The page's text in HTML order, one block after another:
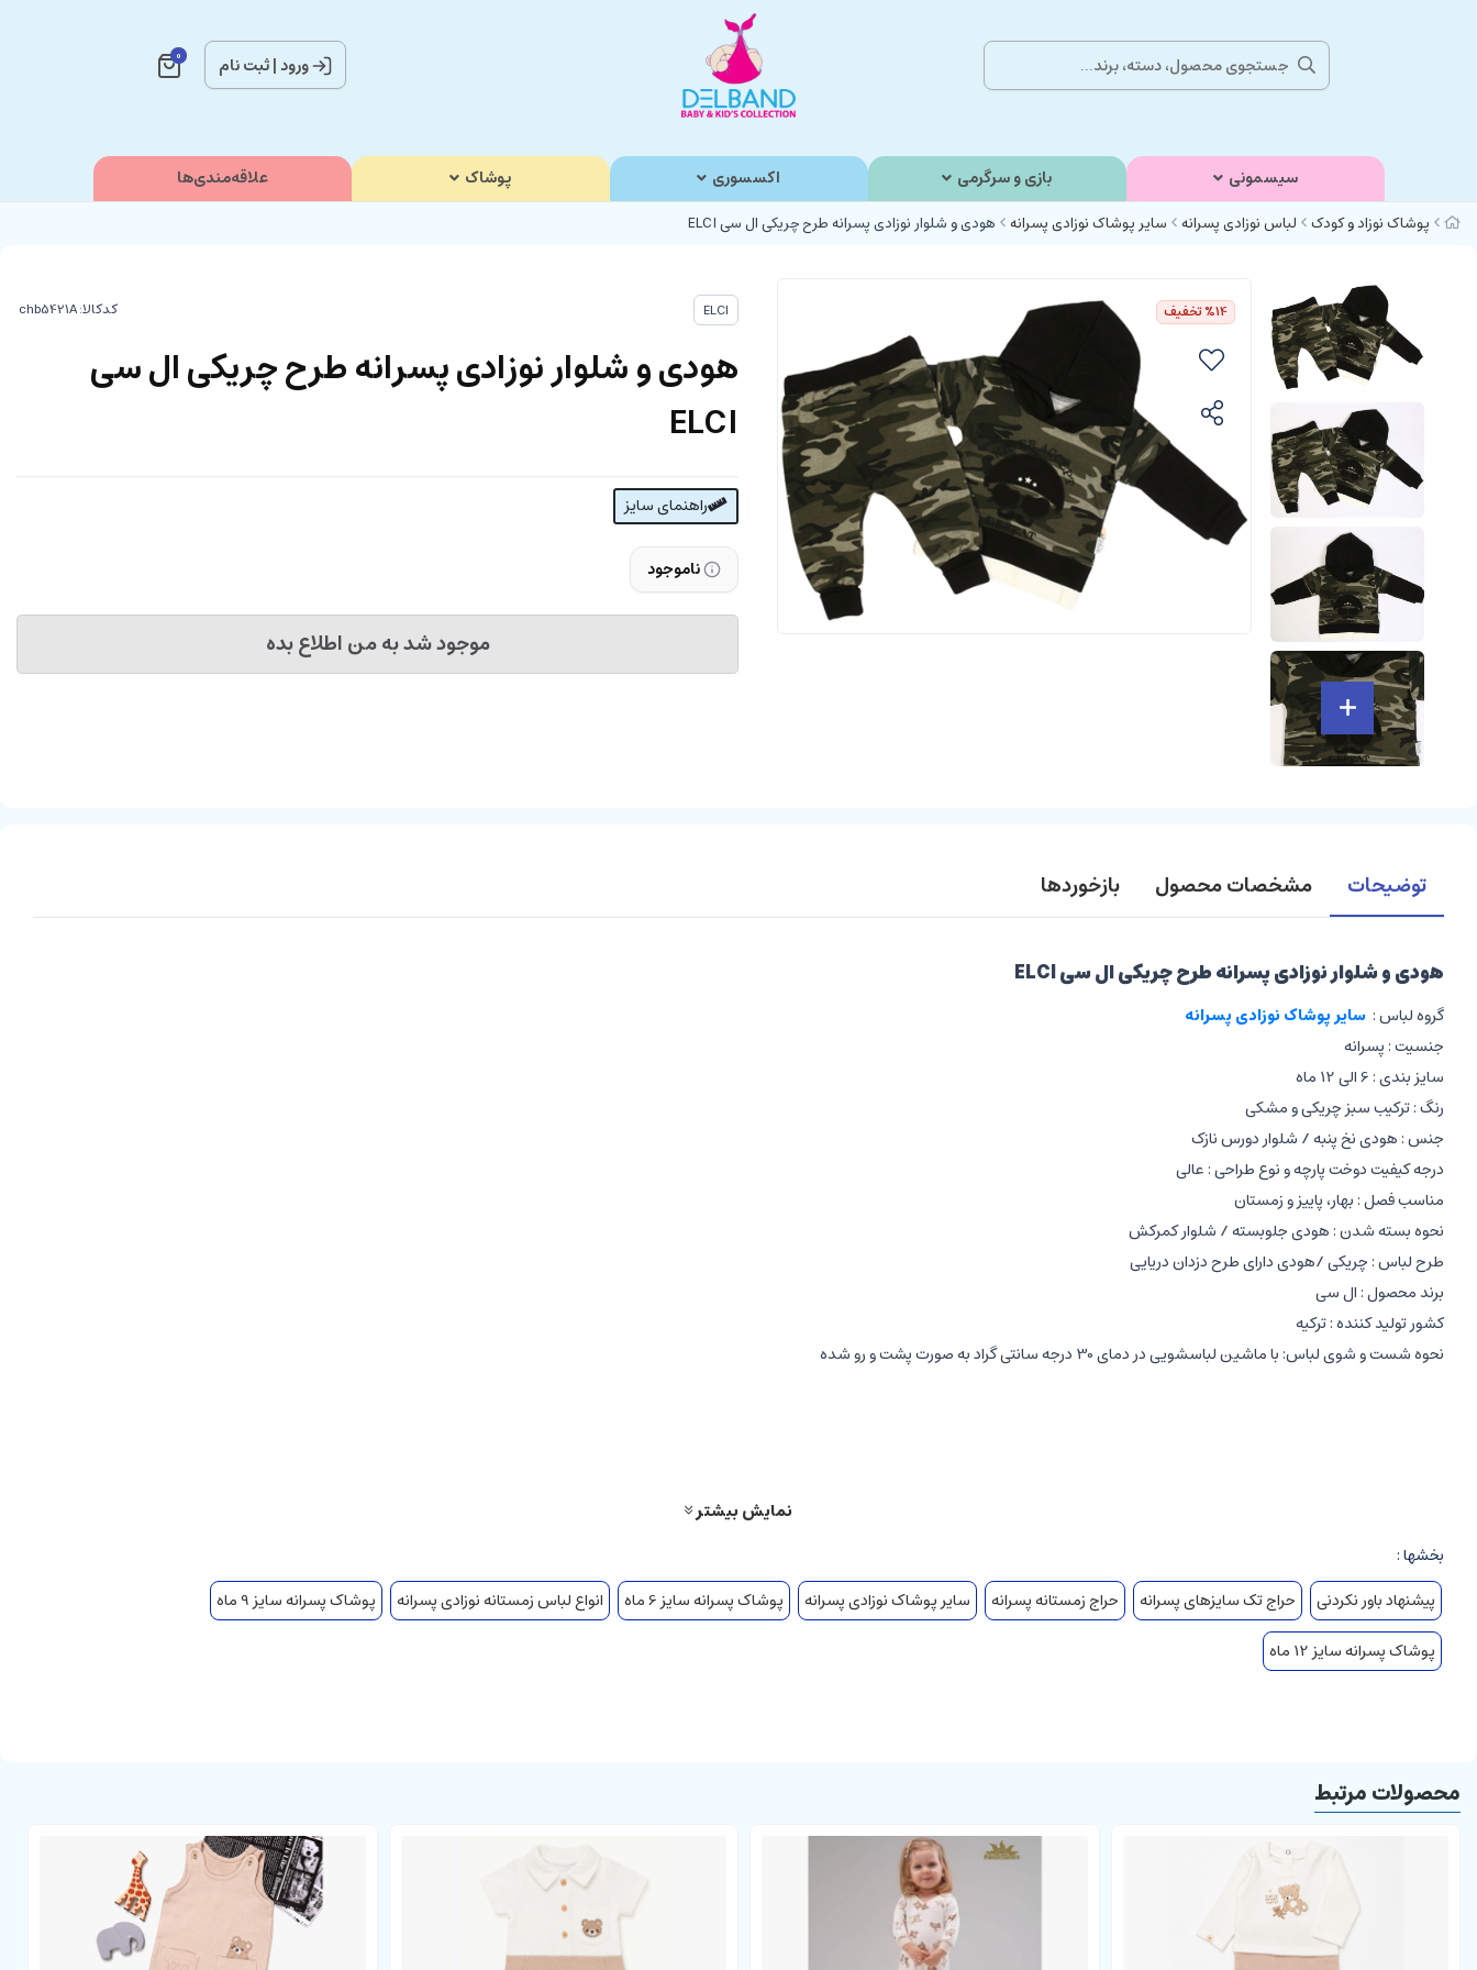
ورود|ثبت نام 0
سیسمونی بازی و سرگرمی اکسسوری پوشاک علاقه‌مندی‌ها
پوشاک نوزاد و کودک لباس نوزادی پسرانه سایر پوشاک نوزادی پسرانه هودی و شلوار نوزادی پسرانه طرح چریکی ال سی ELCI
%14تخفیف ELCI کدکالا:
هودی و شلوار نوزادی پسرانه طرح چریکی ال سی
ELCI
راهنمای سایز
ناموجود
موجود شد به من اطلاع بده
توضیحات مشخصات محصول بازخوردها
هودی و شلوار نوزادی پسرانه طرح چریکی ال سی ELCI
گروه لباس : سایر پوشاک نوزادی پسرانه
جنسیت : پسرانه
سایز بندی : 6 الی 12 ماه
رنگ : ترکیب سبز چریکی و مشکی
جنس : هودی نخ پنبه / شلوار دورس نازک
درجه کیفیت دوخت پارچه و نوع طراحی : عالی
مناسب فصل : بهار، پاییز و زمستان
نحوه بسته شدن : هودی جلوبسته / شلوار کمرکش
طرح لباس : چریکی /هودی دارای طرح دزدان دریایی
برند محصول : ال سی
کشور تولید کننده : ترکیه
نحوه شست و شوی لباس: با ماشین لباسشویی در دمای 30 درجه سانتی گراد به صورت پشت و رو شده
جدا نشدن کلاه از هودی
جنس نخ پنبه
طرح چریکی
آستین دارای تکه دوزی مشکی رنگ
جلوی هودی دارای طرح دزدان دریایی برجسته
مشخصات شلوار ال سی:
نمایش بیشتر
بخشها :
پیشنهاد باور نکردنی
حراج تک سایزهای پسرانه حراج زمستانه پسرانه سایر پوشاک نوزادی پسرانه پوشاک پسرانه سایز 6 ماه انواع لباس زمستانه نوزادی پسرانه
پوشاک پسرانه سایز 9 ماه
پوشاک پسرانه سایز 12 ماه
محصولات مرتبط